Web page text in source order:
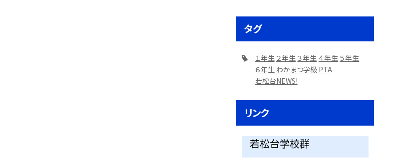
タグ
１年生 ２年生 ３年生 ４年生 ５年生
６年生 わかまつ学級 PTA
若松台NEWS!
リンク
若松台学校群